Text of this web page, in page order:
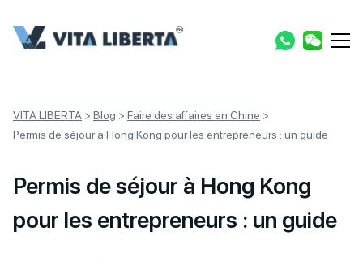
VITA LIBERTA > Blog > Faire des affaires en Chine >
Permis de séjour à Hong Kong pour les entrepreneurs : un guide
Permis de séjour à Hong Kong
pour les entrepreneurs : un guide